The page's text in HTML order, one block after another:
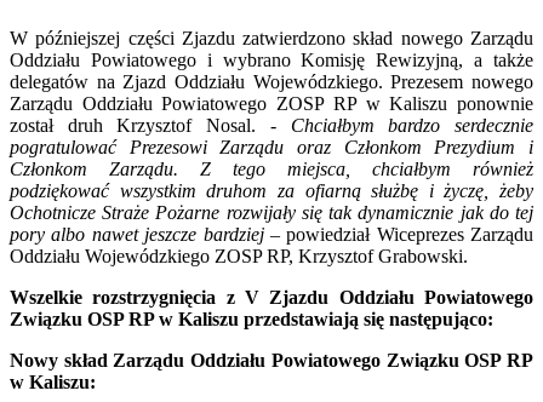
W późniejszej części Zjazdu zatwierdzono skład nowego Zarządu
Oddziału Powiatowego i wybrano Komisję Rewizyjną, a także
delegatów na Zjazd Oddziału Wojewódzkiego. Prezesem nowego
Zarządu Oddziału Powiatowego ZOSP RP w Kaliszu ponownie
został druh Krzysztof Nosal. - Chciałbym bardzo serdecznie
pogratulować Prezesowi Zarządu oraz Członkom Prezydium i
Członkom Zarządu. Z tego miejsca, chciałbym również
podziękować wszystkim druhom za ofiarną służbę i życzę, żeby
Ochotnicze Straże Pożarne rozwijały się tak dynamicznie jak do tej
pory albo nawet jeszcze bardziej –powiedział Wiceprezes Zarządu
Oddziału Wojewódzkiego ZOSP RP, Krzysztof Grabowski.
Wszelkie rozstrzygnięcia z V Zjazdu Oddziału Powiatowego
Związku OSP RP w Kaliszu przedstawiają się następująco:
Nowy skład Zarządu Oddziału Powiatowego Związku OSP RP
w Kaliszu: